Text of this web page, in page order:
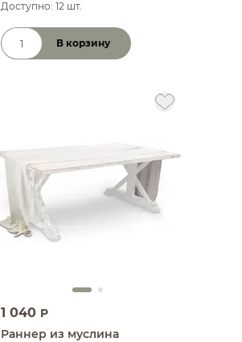
Доступно: 12 шт.
Количество товара
В корзину
1 040 P
Раннер из муслина